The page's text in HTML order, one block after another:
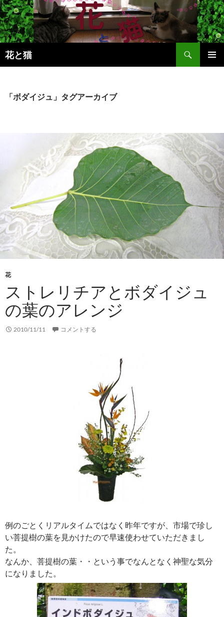
コ
ン
テ
ン
ツ
へ
花と猫
検
索
「ボダイジュ」タグアーカイブ
花
ストレリチアとボダイジュ
の葉のアレンジ
2010/11/11 コメントする
例のごとくリアルタイムではなく昨年ですが、市場で珍し
い菩提樹の葉を見かけたので早速使わせていただきまし
た。
なんか、菩提樹の葉・・という事でなんとなく神聖な気分
になりました。